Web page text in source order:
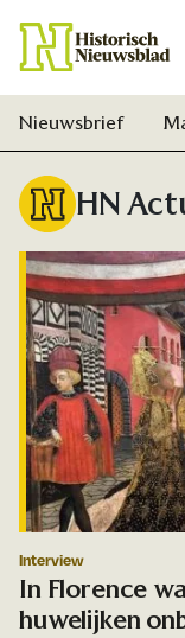
Nieuwsbrief
HN
Interview
In Florence
huwelijken